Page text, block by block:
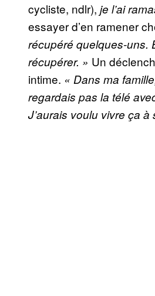
cycliste, ndlr), je l’ai
essayer d’en ramener
récupéré quelques-uns.
récupérer. » Un
intime. « Dans ma
regardais pas la télé
J’aurais voulu vivre ça à